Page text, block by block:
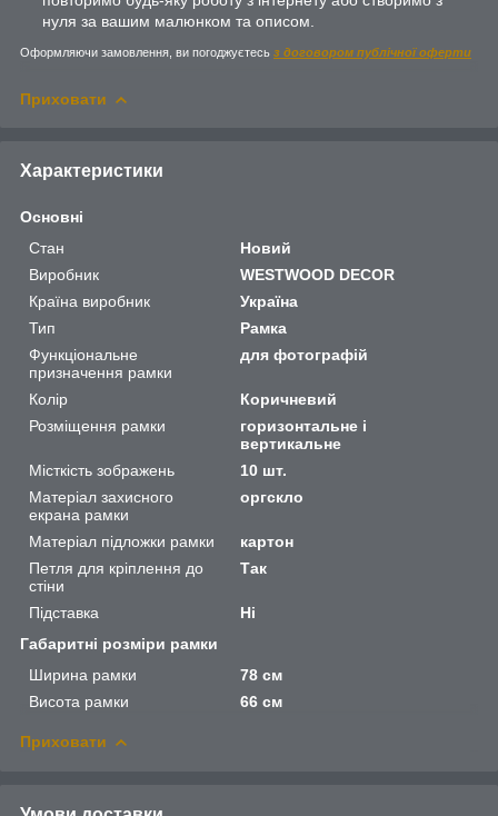
нуля за вашим малюнком та описом.
Оформляючи замовлення, ви погоджуєтесь з договором публічної оферти
Приховати
Характеристики
Основні
Стан
Новий
Виробник
WESTWOOD DECOR
Країна виробник
Україна
Тип
Рамка
Функціональне
призначення рамки
для фотографій
Колір
Коричневий
Розміщення рамки
горизонтальне і
вертикальне
Місткість зображень
10 шт.
Матеріал захисного
екрана рамки
оргскло
Матеріал підложки рамки
картон
Петля для кріплення до
стіни
Так
Підставка
Ні
Габаритні розміри рамки
Ширина рамки
78 см
Висота рамки
66 см
Приховати